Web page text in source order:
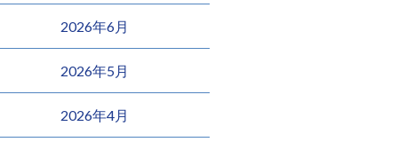
2026年6月
2026年5月
2026年4月